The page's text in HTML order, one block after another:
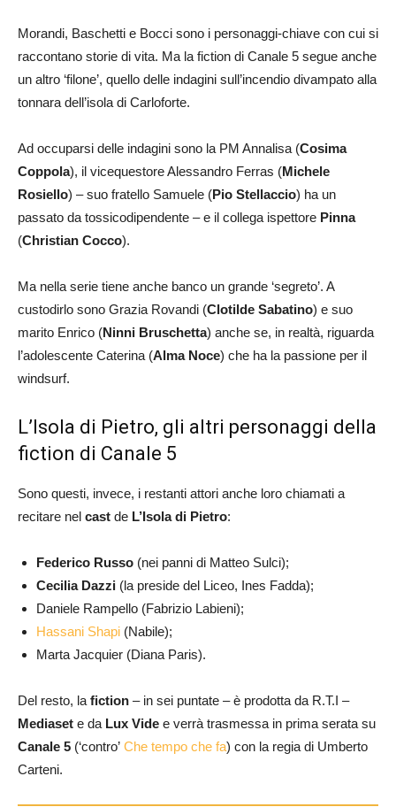
Morandi, Baschetti e Bocci sono i personaggi-chiave con cui si
raccontano storie di vita. Ma la fiction di Canale 5 segue anche
un altro ‘filone’, quello delle indagini sull’incendio divampato alla
tonnara dell’isola di Carloforte.
Ad occuparsi delle indagini sono la PM Annalisa (Cosima
Coppola), il vicequestore Alessandro Ferras (Michele
Rosiello) – suo fratello Samuele (Pio Stellaccio) ha un
passato da tossicodipendente – e il collega ispettore Pinna
(Christian Cocco).
Ma nella serie tiene anche banco un grande ‘segreto’. A
custodirlo sono Grazia Rovandi (Clotilde Sabatino) e suo
marito Enrico (Ninni Bruschetta) anche se, in realtà, riguarda
l’adolescente Caterina (Alma Noce) che ha la passione per il
windsurf.
L’Isola di Pietro, gli altri personaggi della
fiction di Canale 5
Sono questi, invece, i restanti attori anche loro chiamati a
recitare nel cast de L’Isola di Pietro:
Federico Russo (nei panni di Matteo Sulci);
Cecilia Dazzi (la preside del Liceo, Ines Fadda);
Daniele Rampello (Fabrizio Labieni);
Hassani Shapi (Nabile);
Marta Jacquier (Diana Paris).
Del resto, la fiction – in sei puntate – è prodotta da R.T.I –
Mediaset e da Lux Vide e verrà trasmessa in prima serata su
Canale 5 (‘contro’ Che tempo che fa) con la regia di Umberto
Carteni.